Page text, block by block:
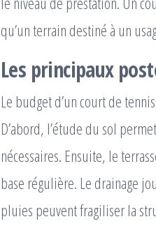
qu’un terrain destiné à un
Les principaux
Le budget d’un court de
D’abord, l’étude du sol
nécessaires. Ensuite, le
base régulière. Le drainage
pluies peuvent fragiliser la